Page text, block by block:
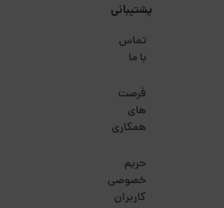
پشتیبانی
تماس
با ما
فرصت
های
همکاری
حریم
خصوصی
کاربران